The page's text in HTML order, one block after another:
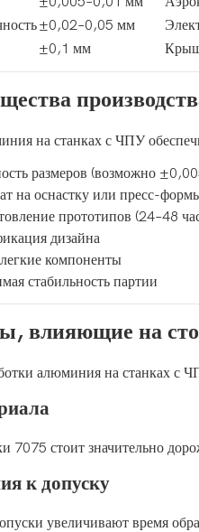
±0,02–0,05 мм
±0,1 мм
на станках с ЧПУ
размеров (возможно
на оснастку или пресс-
прототипов (24–48
дизайна
компоненты
стабильность партии
влияющие на
алюминия на станках с
стоит значительно
к допуску
увеличивают время